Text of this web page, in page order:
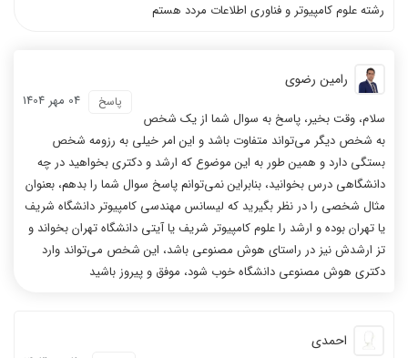
فیلم ها خیلی دقیق و جامع و کامل
ویدیوها بسیار قابل فهم بودند
مطالبی که پوشش داده شده بود واقعا
کامل بود
تدریس بسیار شیوا و روان و بدون
ابهام
رشته علوم کامپیوتر و فناوری اطلاعات مردد هستم
رامین رضوی
04 مهر 1404 پاسخ
سلام، وقت بخیر، پاسخ به سوال شما از یک شخص
به شخص دیگر می‌تواند متفاوت باشد و این امر خیلی به رزومه شخص
بستگی دارد و همین طور به این موضوع که ارشد و دکتری بخواهید در چه
دانشگاهی درس بخوانید، بنابراین نمی‌توانم پاسخ سوال شما را بدهم، بعنوان
مثال شخصی را در نظر بگیرید که لیسانس مهندسی کامپیوتر دانشگاه شریف
یا تهران بوده و ارشد را علوم کامپیوتر شریف یا آیتی دانشگاه تهران بخواند و
تز ارشدش نیز در راستای هوش مصنوعی باشد، این شخص می‌تواند وارد
دکتری هوش مصنوعی دانشگاه خوب شود، موفق و پیروز باشید
احمدی